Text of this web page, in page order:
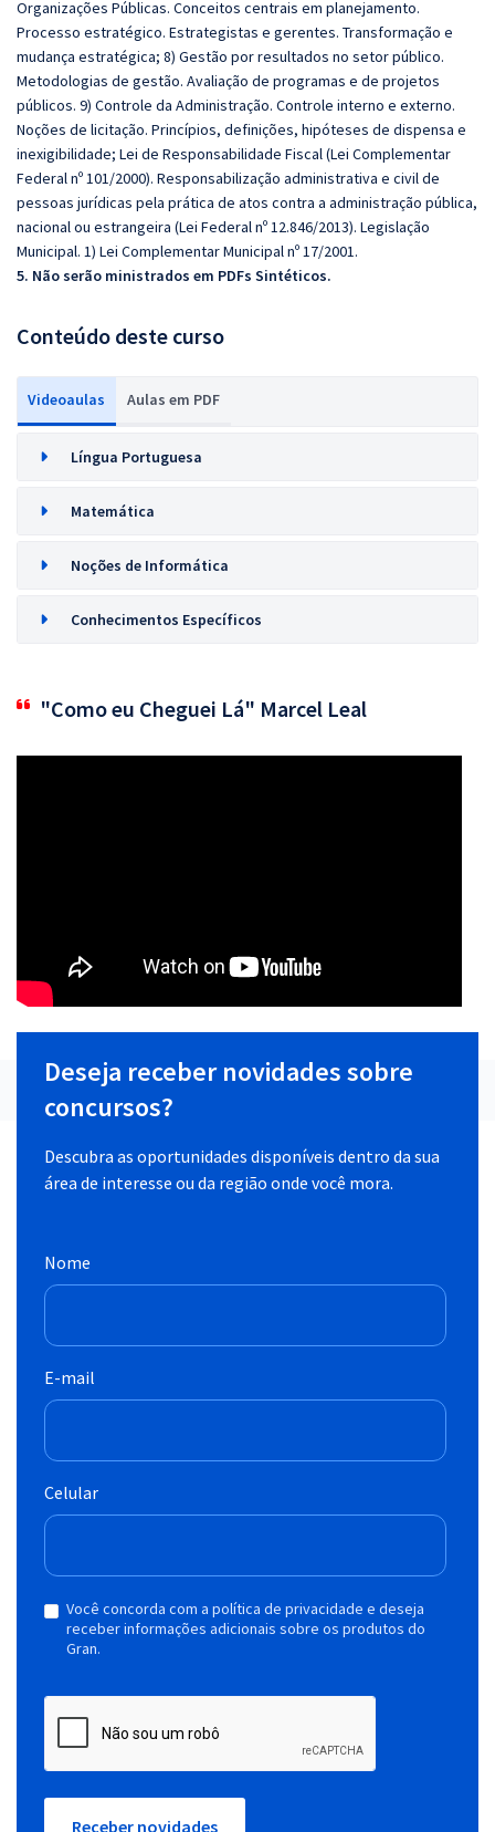
Organizações Públicas. Conceitos centrais em planejamento.
Processo estratégico. Estrategistas e gerentes. Transformação e
mudança estratégica; 8) Gestão por resultados no setor público.
Metodologias de gestão. Avaliação de programas e de projetos
públicos. 9) Controle da Administração. Controle interno e externo.
Noções de licitação. Princípios, definições, hipóteses de dispensa e
inexigibilidade; Lei de Responsabilidade Fiscal (Lei Complementar
Federal nº 101/2000). Responsabilização administrativa e civil de
pessoas jurídicas pela prática de atos contra a administração pública,
nacional ou estrangeira (Lei Federal nº 12.846/2013). Legislação
Municipal. 1) Lei Complementar Municipal nº 17/2001.
5. Não serão ministrados em PDFs Sintéticos.
Conteúdo deste curso
Videoaulas Aulas em PDF
Língua Portuguesa
Matemática
Noções de Informática
Conhecimentos Específicos
"Como eu Cheguei Lá" Marcel Leal
Deseja receber novidades sobre
concursos?
Descubra as oportunidades disponíveis dentro da sua
área de interesse ou da região onde você mora.
Nome
E-mail
Celular
Você concorda com a política de privacidade e deseja
receber informações adicionais sobre os produtos do
Gran.
Receber novidades